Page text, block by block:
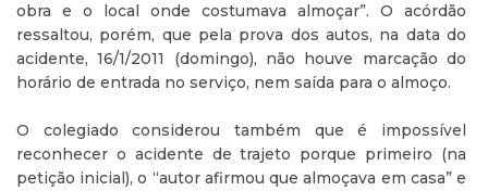
obra e o local onde costumava almoçar”. O acórdão
ressaltou, porém, que pela prova dos autos, na data do
acidente, 16/1/2011 (domingo), não houve marcação do
horário de entrada no serviço, nem saída para o almoço.
O colegiado considerou também que é impossível
reconhecer o acidente de trajeto porque primeiro (na
petição inicial), o “autor afirmou que almoçava em casa” e